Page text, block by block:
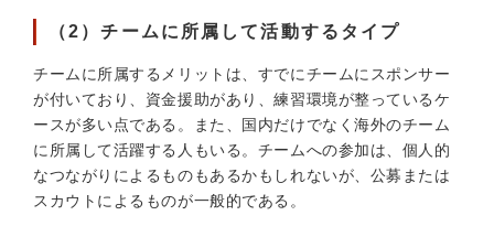
（2）チームに所属して活動するタイプ
チームに所属するメリットは、すでにチームにスポンサー
が付いており、資金援助があり、練習環境が整っているケ
ースが多い点である。また、国内だけでなく海外のチーム
に所属して活躍する人もいる。チームへの参加は、個人的
なつながりによるものもあるかもしれないが、公募または
スカウトによるものが一般的である。